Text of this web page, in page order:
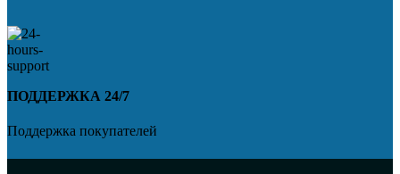
ПОДДЕРЖКА 24/7
Поддержка покупателей